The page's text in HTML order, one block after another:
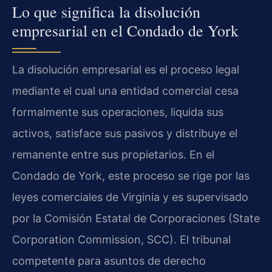
Lo que significa la disolución
empresarial en el Condado de York
La disolución empresarial es el proceso legal
mediante el cual una entidad comercial cesa
formalmente sus operaciones, liquida sus
activos, satisface sus pasivos y distribuye el
remanente entre sus propietarios. En el
Condado de York, este proceso se rige por las
leyes comerciales de Virginia y es supervisado
por la Comisión Estatal de Corporaciones (State
Corporation Commission, SCC). El tribunal
competente para asuntos de derecho